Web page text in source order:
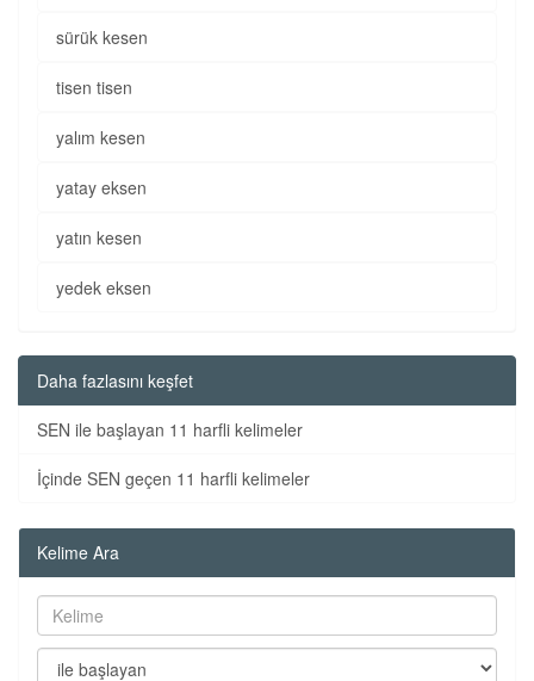
sürük kesen
tisen tisen
yalım kesen
yatay eksen
yatın kesen
yedek eksen
Daha fazlasını keşfet
SEN ile başlayan 11 harfli kelimeler
İçinde SEN geçen 11 harfli kelimeler
Kelime Ara